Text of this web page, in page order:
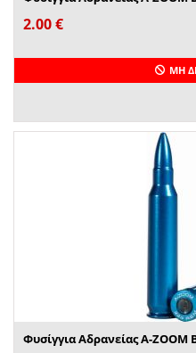
2.00€
ΜΗ
Φυσίγγια Αδρανείας A-